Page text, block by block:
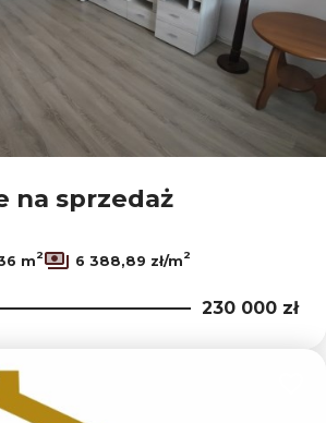
na sprzedaż
m2 6 388,89 zł/m2
230 000 zł